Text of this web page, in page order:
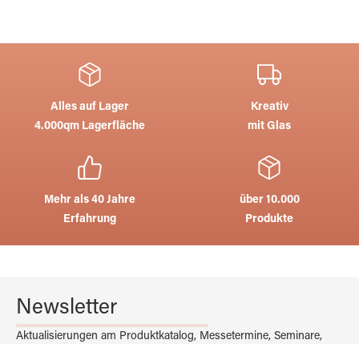
Alles auf Lager
4.000qm Lagerfläche
Kreativ
mit Glas
Mehr als 40 Jahre
Erfahrung
über 10.000
Produkte
Newsletter
Aktualisierungen am Produktkatalog, Messetermine, Seminare,